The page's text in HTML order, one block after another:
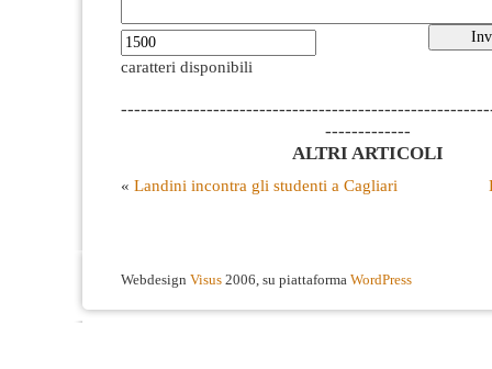
caratteri disponibili
-------------
ALTRI ARTICOLI
« Landini incontra gli studenti a Cagliari
Webdesign Visus 2006, su piattaforma WordPress